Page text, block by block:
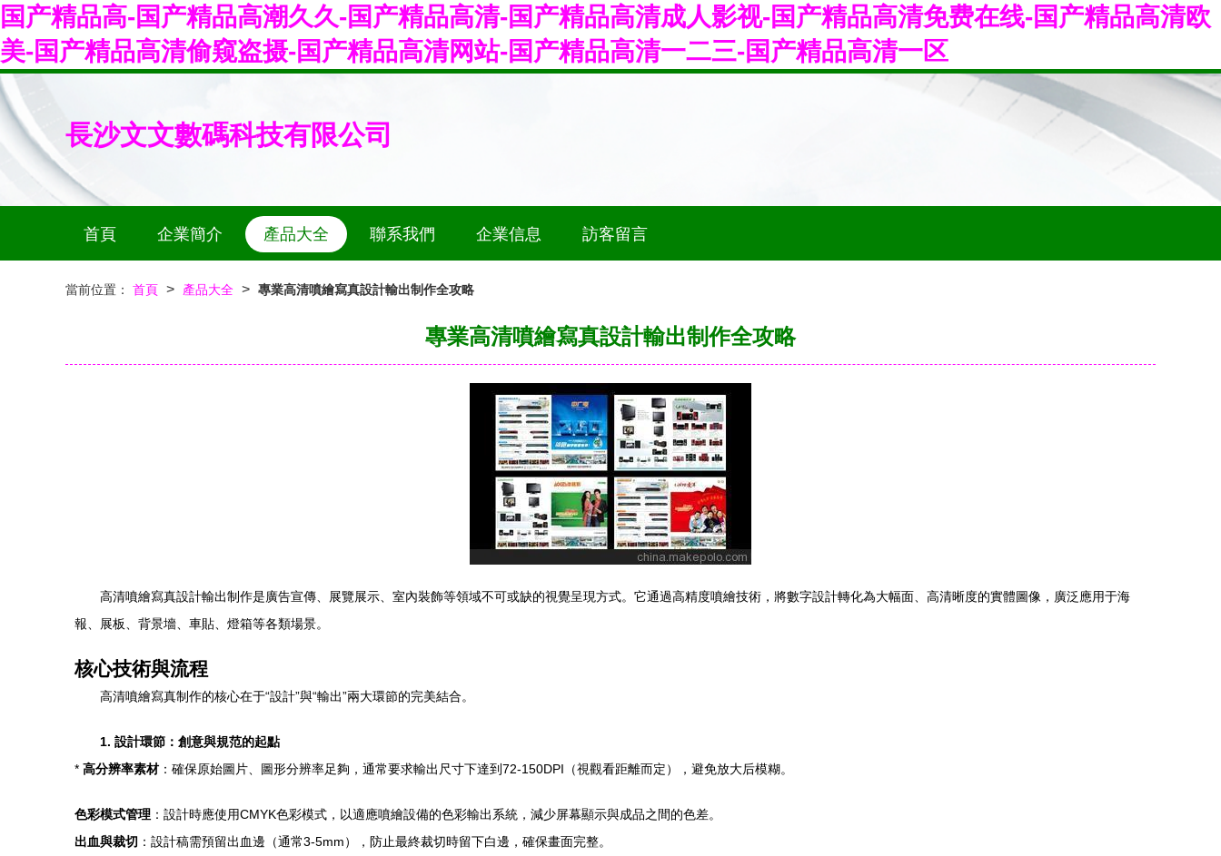
国产精品高-国产精品高潮久久-国产精品高清-国产精品高清成人影视-国产精品高清免费在线-国产精品高清欧
美-国产精品高清偷窥盗摄-国产精品高清网站-国产精品高清一二三-国产精品高清一区
長沙文文數碼科技有限公司
首頁 企業簡介 產品大全 聯系我們 企業信息 訪客留言
當前位置： 首頁 > 產品大全 > 專業高清噴繪寫真設計輸出制作全攻略
專業高清噴繪寫真設計輸出制作全攻略
高清噴繪寫真設計輸出制作是廣告宣傳、展覽展示、室內裝飾等領域不可或缺的視覺呈現方式。它通過高精度噴繪技術，將數字設計轉化為大幅面、高清晰度的實體圖像，廣泛應用于海
報、展板、背景墻、車貼、燈箱等各類場景。
核心技術與流程
高清噴繪寫真制作的核心在于“設計”與“輸出”兩大環節的完美結合。
1. 設計環節：創意與規范的起點
* 高分辨率素材：確保原始圖片、圖形分辨率足夠，通常要求輸出尺寸下達到72-150DPI（視觀看距離而定），避免放大后模糊。
色彩模式管理 ：設計時應使用CMYK色彩模式，以適應噴繪設備的色彩輸出系統，減少屏幕顯示與成品之間的色差。
出血與裁切 ：設計稿需預留出血邊（通常3-5mm），防止最終裁切時留下白邊，確保畫面完整。